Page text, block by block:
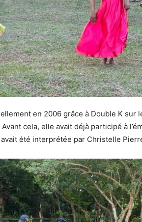
en 2006 grâce à Double K sur
cela, elle avait déjà participé à
avait été interprétée par Christelle